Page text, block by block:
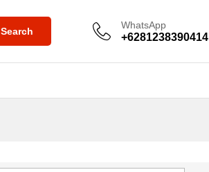
Search
WhatsApp
+6281238390414